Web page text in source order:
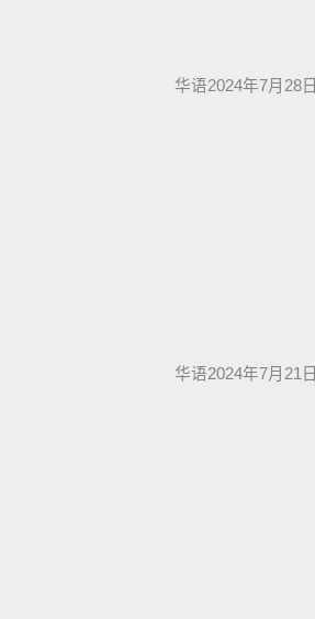
华语2024年7月28日
华语2024年7月21日